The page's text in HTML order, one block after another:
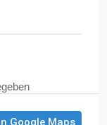
Google Maps